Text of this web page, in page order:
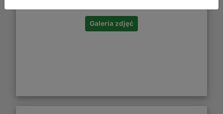
Galeria zdjęć